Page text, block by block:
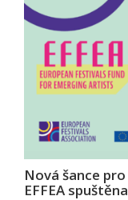
Nová šance
EFFEA spuštěna